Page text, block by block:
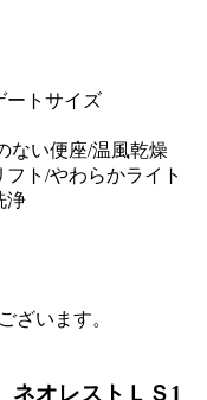
トサイズ
ない便座/温風乾燥
ト/やわらかライト
浄
ざいます。
オレストＬＳ1